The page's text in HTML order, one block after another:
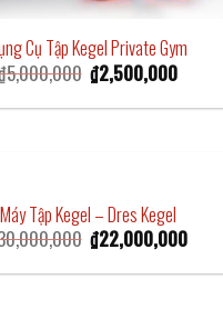
Cụ Tập Kegel Private Gym
5,000,000 Original
price
was:
₫2,500,000Current
is:
Máy Tập Kegel – Dres Kegel
Original
price
was:
₫22,000,000Current
is: